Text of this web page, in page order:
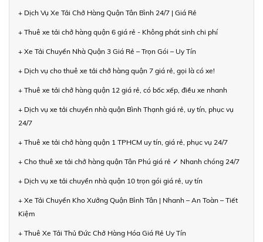
+ Dịch Vụ Xe Tải Chở Hàng Quận Tân Bình 24/7 | Giá Rẻ
+ Thuê xe tải chở hàng quận 6 giá rẻ - Không phát sinh chi phí
+ Xe Tải Chuyển Nhà Quận 3 Giá Rẻ – Trọn Gói – Uy Tín
+ Dịch vụ cho thuê xe tải chở hàng quận 7 giá rẻ, gọi là có xe!
+ Thuê xe tải chở hàng quận 12 giá rẻ, có bốc xếp, điều xe nhanh
+ Dịch vụ xe tải chuyển nhà quận Bình Thạnh giá rẻ, uy tín, phục vụ
24/7
+ Thuê xe tải chở hàng quận 1 TPHCM uy tín, giá rẻ, phục vụ 24/7
+ Cho thuê xe tải chở hàng quận Tân Phú giá rẻ ✓ Nhanh chóng 24/7
+ Dịch vụ xe tải chuyển nhà quận 10 trọn gói giá rẻ, uy tín
+ Xe Tải Chuyển Kho Xưởng Quận Bình Tân | Nhanh – An Toàn – Tiết
Kiệm
+ Thuê Xe Tải Thủ Đức Chở Hàng Hóa Giá Rẻ Uy Tín